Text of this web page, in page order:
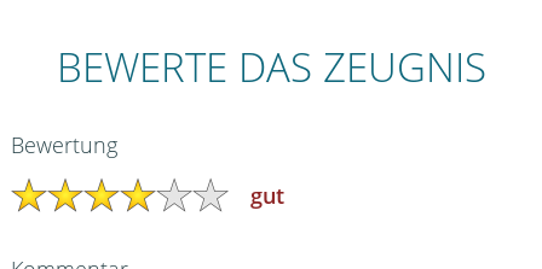
BEWERTE DAS ZEUGNIS
Bewertung
gut